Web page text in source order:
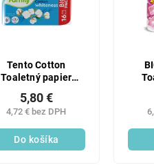
Tento Cotton
Toaletný papier
roliek
4,72 € bez DPH
5,80 €
Do košíka